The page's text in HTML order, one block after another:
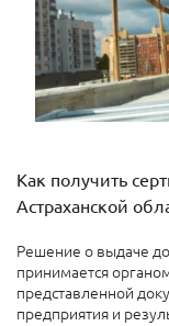
Как получить
Астраханской
Решение о выдаче
принимается
представленной
предприятия и